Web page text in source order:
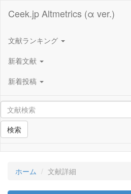
Ceek.jp Altmetrics (α ver.)
文献ランキング
新着文献
新着投稿
検索
ホーム 文献詳細